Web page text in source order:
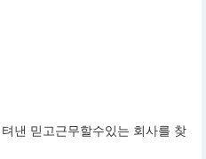
낸 믿고근무할수있는 회사를 찾